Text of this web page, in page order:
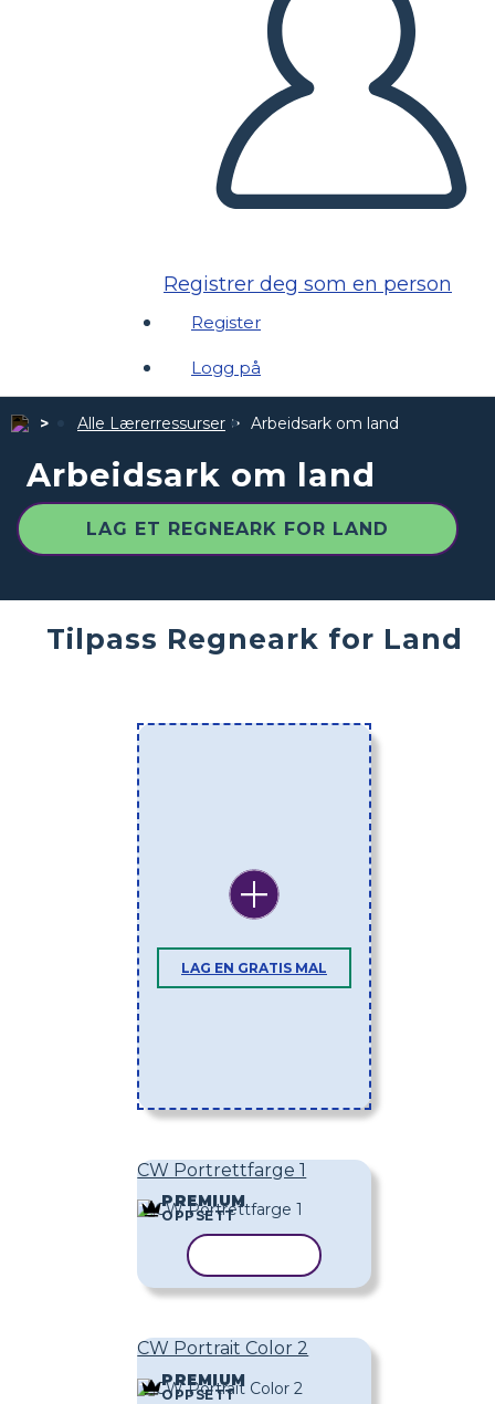
Registrer deg som en person
Register
Logg på
Alle Lærerressurser Arbeidsark om land
Arbeidsark om land
LAG ET REGNEARK FOR LAND
Tilpass Regneark for Land
LAG EN GRATIS MAL
CW Portrettfarge 1
PREMIUM
OPPSETT
CW Portrait Color 2
PREMIUM
OPPSETT